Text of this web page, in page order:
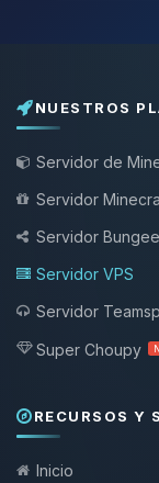
NUESTROS
Servidor de
Servidor
Servidor
Servidor VPS
Servidor
Super Choupy
RECURSOS Y
Inicio